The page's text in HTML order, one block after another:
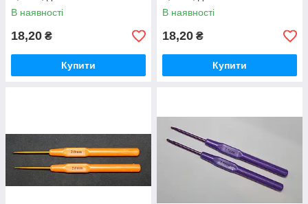
В наявності
18,20 ₴
Купити
В наявності
18,20 ₴
Купити